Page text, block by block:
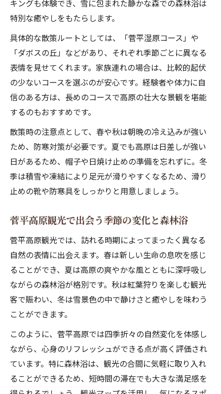
キングも体験でき、雪に包まれた静かな森での森林浴は
特別な癒やしをもたらします。
具体的な散策ルートとしては、「菅平湿原コース」や
「ダボスの丘」などがあり、それぞれ季節ごとに異なる
表情を見せてくれます。家族連れの場合は、比較的起伏
の少ないコースを選ぶのが安心です。経験者や体力に自
信のある方は、長めのコースで高原の壮大な景観を堪能
するのもおすすめです。
散策時の注意点として、春や秋は朝晩の冷え込みが強い
ため、防寒対策が必要です。夏でも高原は日差しが強い
日があるため、帽子や日焼け止めの準備を忘れずに。冬
季は積雪や凍結により足元が滑りやすくなるため、滑り
止めの靴や防寒具をしっかりと用意しましょう。
菅平高原観光で出会う季節の変化と森林浴
菅平高原観光では、訪れる時期によってまったく異なる
自然の表情に出会えます。春は新しい生命の息吹を感じ
ることができ、夏は高原の爽やかな風とともに深呼吸し
ながらの森林浴が格別です。秋は紅葉狩りを楽しむ観光
客で賑わい、冬は雪景色の中で静けさと癒やしを味わう
ことができます。
このように、菅平高原では四季折々の自然変化を体感し
ながら、心身のリフレッシュができる点が高く評価され
ています。特に森林浴は、観光の合間に気軽に取り入れ
ることができるため、短時間の滞在でも大きな満足感を